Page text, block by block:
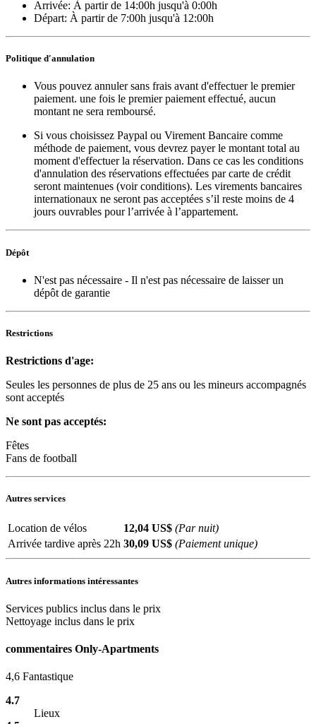
Arrivée: À partir de 14:00h jusqu'à 0:00h
Départ: À partir de 7:00h jusqu'à 12:00h
Politique d'annulation
Vous pouvez annuler sans frais avant d'effectuer le premier
paiement. une fois le premier paiement effectué, aucun
montant ne sera remboursé.
Si vous choisissez Paypal ou Virement Bancaire comme
méthode de paiement, vous devrez payer le montant total au
moment d'effectuer la réservation. Dans ce cas les conditions
d'annulation des réservations effectuées par carte de crédit
seront maintenues (voir conditions). Les virements bancaires
internationaux ne seront pas acceptées s’il reste moins de 4
jours ouvrables pour l’arrivée à l’appartement.
Dépôt
N'est pas nécessaire - Il n'est pas nécessaire de laisser un
dépôt de garantie
Restrictions
Restrictions d'age:
Seules les personnes de plus de 25 ans ou les mineurs accompagnés
sont acceptés
Ne sont pas acceptés:
Fêtes
Fans de football
Autres services
Location de vélos 12,04 US$ (Par nuit)
Arrivée tardive après 22h 30,09 US$ (Paiement unique)
Autres informations intéressantes
Services publics inclus dans le prix
Nettoyage inclus dans le prix
commentaires Only-Apartments
4,6 Fantastique
4.7
Lieux